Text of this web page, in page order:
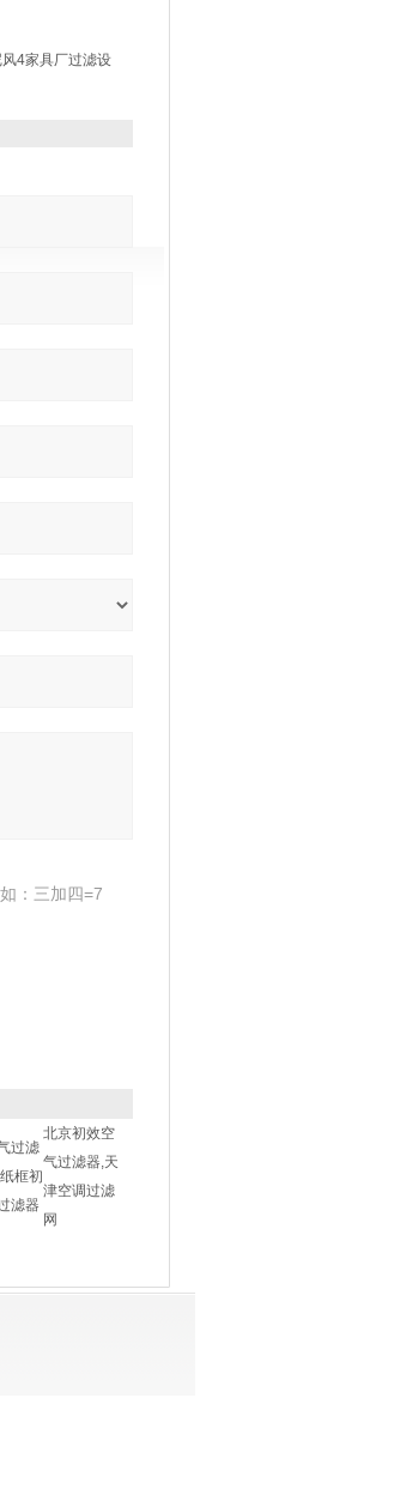
4家具厂过滤设
：三加四=7
过滤
框初
滤器
北京初效空
气过滤器,天
津空调过滤
网